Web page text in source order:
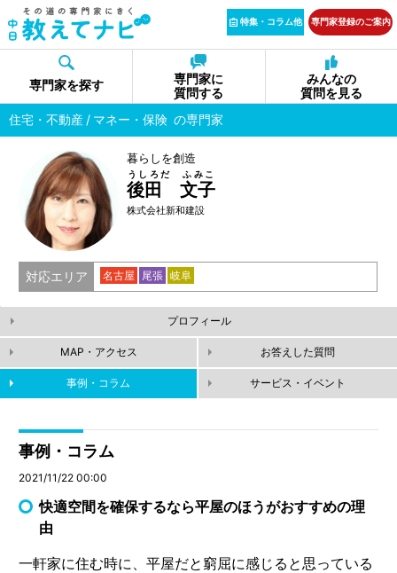
特集・コラム他 専門家登録のご案内
専門家を探す
専門家に
質問する
みんなの
質問を見る
住宅・不動産
マネー・保険 の専門家
暮らしを創造
後田 文子
うしろだ ふみこ
株式会社新和建設
対応エリア 名古屋 尾張 岐阜
プロフィール
MAP・アクセス お答えした質問
事例・コラム サービス・イベント
事例・コラム
2021/11/22 00:00
快適空間を確保するなら平屋のほうがおすすめの理
由
一軒家に住む時に、平屋だと窮屈に感じると思っている